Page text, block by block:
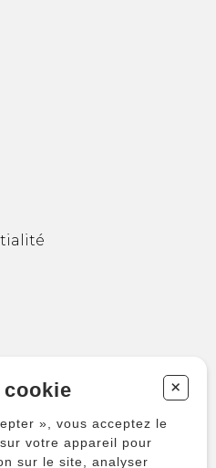
instruments
cookie +
», vous acceptez le
votre appareil pour
sur le site, analyser